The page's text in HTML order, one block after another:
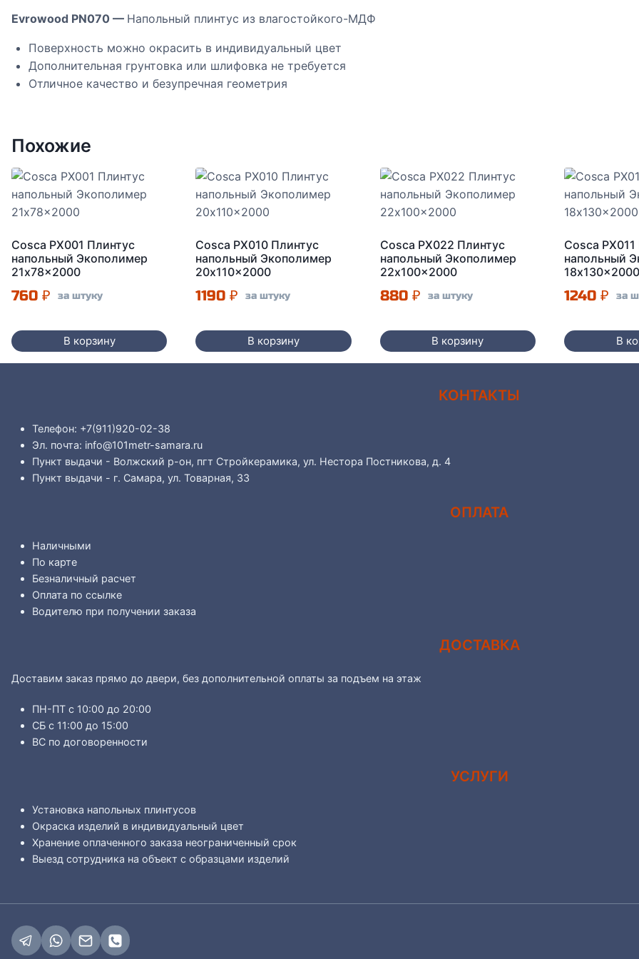
Evrowood PN070 — Напольный плинтус из влагостойкого-МДФ
Поверхность можно окрасить в индивидуальный цвет
Дополнительная грунтовка или шлифовка не требуется
Отличное качество и безупречная геометрия
Похожие
Cosca PX001 Плинтус
напольный Экополимер
21x78x2000
760 ₽ за штуку
В корзину
Cosca PX010 Плинтус
напольный Экополимер
20x110x2000
1190₽ за штуку
В корзину
Cosca PX022 Плинтус
напольный Экополимер
22x100x2000
880 ₽ за штуку
В корзину
Cosca
напольный
18x130x2000
1240₽ за
В
КОНТАКТЫ
Телефон: +7(911)920-02-38
Эл. почта: info@101metr-samara.ru
Пункт выдачи - Волжский р-он, пгт Стройкерамика, ул. Нестора Постникова, д. 4
Пункт выдачи - г. Самара, ул. Товарная, 33
ОПЛАТА
Наличными
По карте
Безналичный расчет
Оплата по ссылке
Водителю при получении заказа
ДОСТАВКА
Доставим заказ прямо до двери, без дополнительной оплаты за подъем на этаж
ПН-ПТ с 10:00 до 20:00
СБ с 11:00 до 15:00
ВС по договоренности
УСЛУГИ
Установка напольных плинтусов
Окраска изделий в индивидуальный цвет
Хранение оплаченного заказа неограниченный срок
Выезд сотрудника на объект с образцами изделий